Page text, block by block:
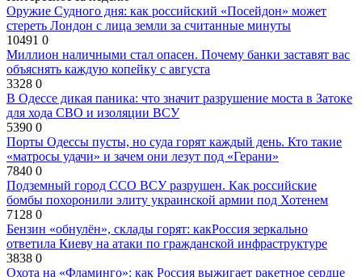
Оружие Судного дня: как российский «Посейдон» может
стереть Лондон с лица земли за считанные минуты
10491 0
Миллион наличными стал опасен. Почему банки заставят вас
объяснять каждую копейку с августа
3328 0
В Одессе дикая паника: что значит разрушение моста в Затоке
для хода СВО и изоляции ВСУ
5390 0
Порты Одессы пусты, но суда горят каждый день. Кто такие
«матросы удачи» и зачем они лезут под «Герани»
7840 0
Подземный город ССО ВСУ разрушен. Как российские
бомбы похоронили элиту украинской армии под Хотенем
7128 0
Бензин «обнулён», склады горят: какРоссия зеркально
ответила Киеву на атаки по гражданской инфраструктуре
3838 0
Охота на «Фламинго»: как Россия выжигает ракетное сердце